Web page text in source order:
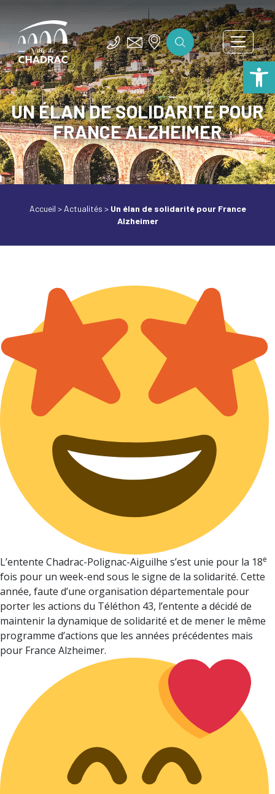
UN ÉLAN DE SOLIDARITÉ POUR
FRANCE ALZHEIMER
Accueil > Actualités > Un élan de solidarité pour France
Alzheimer
L’entente Chadrac-Polignac-Aiguilhe s’est unie pour la 18e
fois pour un week-end sous le signe de la solidarité. Cette
année, faute d’une organisation départementale pour
porter les actions du Téléthon 43, l’entente a décidé de
maintenir la dynamique de solidarité et de mener le même
programme d’actions que les années précédentes mais
pour France Alzheimer. ­